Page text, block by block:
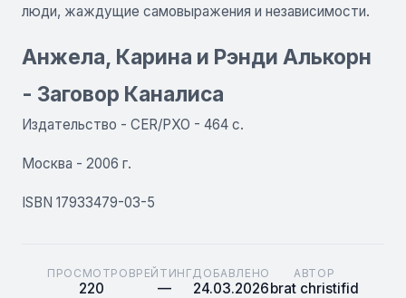
люди, жаждущие самовыражения и независимости.
Анжела, Карина и Рэнди Алькорн
- Заговор Каналиса
Издательство - CER/PXO - 464 с.
Москва - 2006 г.
ISBN 17933479-03-5
ПРОСМОТРОВ
220
РЕЙТИНГ
—
ДОБАВЛЕНО
24.03.2026
АВТОР
brat christifid